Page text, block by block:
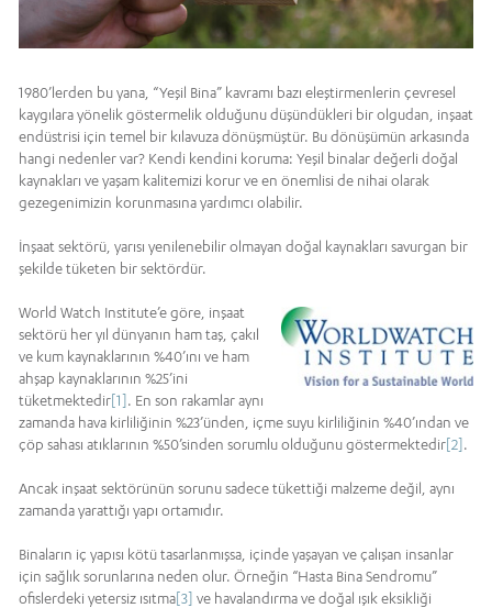
1980’lerden bu yana, “Yeşil Bina” kavramı bazı eleştirmenlerin çevresel
kaygılara yönelik göstermelik olduğunu düşündükleri bir olgudan, inşaat
endüstrisi için temel bir kılavuza dönüşmüştür. Bu dönüşümün arkasında
hangi nedenler var? Kendi kendini koruma: Yeşil binalar değerli doğal
kaynakları ve yaşam kalitemizi korur ve en önemlisi de nihai olarak
gezegenimizin korunmasına yardımcı olabilir.
İnşaat sektörü, yarısı yenilenebilir olmayan doğal kaynakları savurgan bir
şekilde tüketen bir sektördür.
World Watch Institute’e göre, inşaat
sektörü her yıl dünyanın ham taş, çakıl
ve kum kaynaklarının %40’ını ve ham
ahşap kaynaklarının %25’ini
tüketmektedir[1]. En son rakamlar aynı
zamanda hava kirliliğinin %23’ünden, içme suyu kirliliğinin %40’ından ve
çöp sahası atıklarının %50’sinden sorumlu olduğunu göstermektedir[2].
Ancak inşaat sektörünün sorunu sadece tükettiği malzeme değil, aynı
zamanda yarattığı yapı ortamıdır.
Binaların iç yapısı kötü tasarlanmışsa, içinde yaşayan ve çalışan insanlar
için sağlık sorunlarına neden olur. Örneğin “Hasta Bina Sendromu”
ofislerdeki yetersiz ısıtma[3] ve havalandırma ve doğal ışık eksikliği